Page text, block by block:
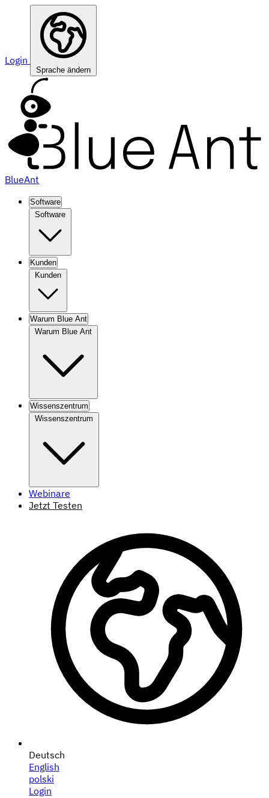
Login
Sprache ändern
BlueAnt
Software
Software
Kunden
Kunden
Warum Blue Ant
Warum Blue Ant
Wissenszentrum
Wissenszentrum
Webinare
Jetzt Testen
Deutsch
English
polski
Login